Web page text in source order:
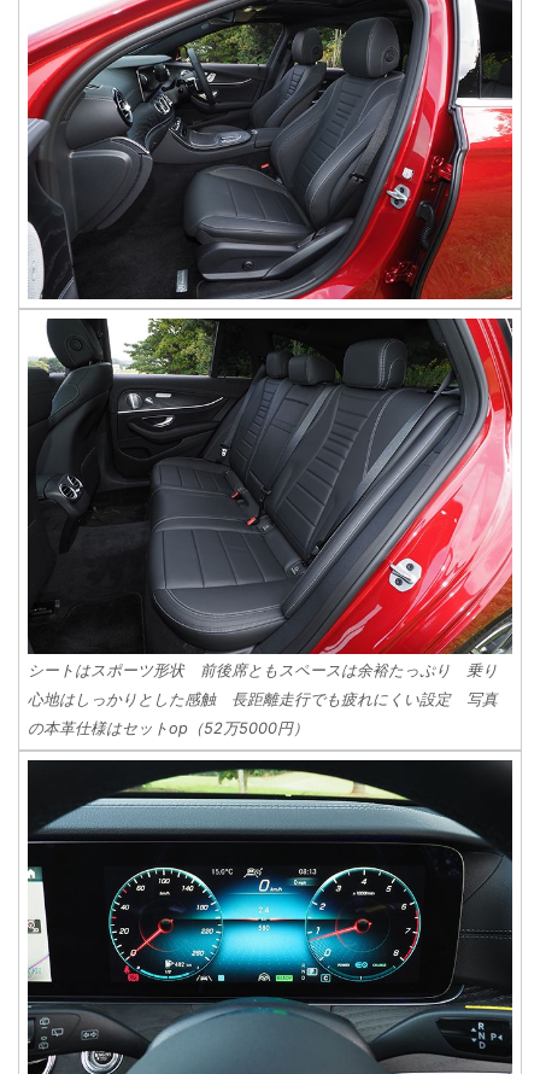
シートはスポーツ形状 前後席ともスペースは余裕たっぷり 乗り
心地はしっかりとした感触 長距離走行でも疲れにくい設定 写真
の本革仕様はセットop（52万5000円）